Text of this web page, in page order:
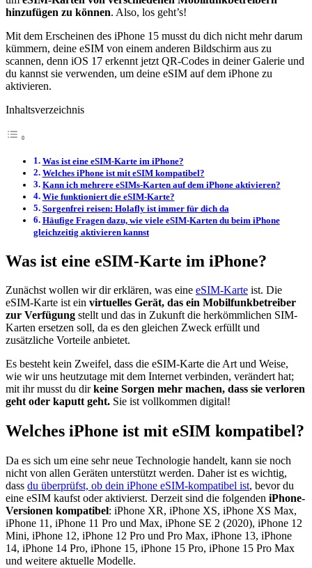
hinzufügen zu können. Also, los geht’s!
Mit dem Erscheinen des iPhone 15 musst du dich nicht mehr darum
kümmern, deine eSIM von einem anderen Bildschirm aus zu
scannen, denn iOS 17 erkennt jetzt QR-Codes in deiner Galerie und
du kannst sie verwenden, um deine eSIM auf dem iPhone zu
aktivieren.
Inhaltsverzeichnis
Was ist eine eSIM-Karte im iPhone?
Welches iPhone ist mit eSIM kompatibel?
Kann ich mehrere eSIMs-Karten auf dem iPhone aktivieren?
Wie funktioniert die eSIM-Karte?
Sorgenfrei reisen: Holafly ist immer für dich da
Häufige Fragen dazu, wie viele eSIM-Karten du beim iPhone
gleichzeitig aktivieren kannst
Was ist eine eSIM-Karte im iPhone?
Zunächst wollen wir dir erklären, was eine eSIM-Karte ist. Die
eSIM-Karte ist ein virtuelles Gerät, das ein Mobilfunkbetreiber
zur Verfügung stellt und das in Zukunft die herkömmlichen SIM-
Karten ersetzen soll, da es den gleichen Zweck erfüllt und
zusätzliche Vorteile anbietet.
Es besteht kein Zweifel, dass die eSIM-Karte die Art und Weise,
wie wir uns heutzutage mit dem Internet verbinden, verändert hat;
mit ihr musst du dirkeine Sorgen mehr machen, dass sie verloren
geht oder kaputt geht. Sie ist vollkommen digital!
Welches iPhone ist mit eSIM kompatibel?
Da es sich um eine sehr neue Technologie handelt, kann sie noch
nicht von allen Geräten unterstützt werden. Daher ist es wichtig,
dass du überprüfst, ob dein iPhone eSIM-kompatibel ist, bevor du
eine eSIM kaufst oder aktivierst. Derzeit sind die folgenden iPhone-
Versionen kompatibel: iPhone XR, iPhone XS, iPhone XS Max,
iPhone 11, iPhone 11 Pro und Max, iPhone SE 2 (2020), iPhone 12
Mini, iPhone 12, iPhone 12 Pro und Pro Max, iPhone 13, iPhone
14, iPhone 14 Pro, iPhone 15, iPhone 15 Pro, iPhone 15 Pro Max
und weitere aktuelle Modelle.